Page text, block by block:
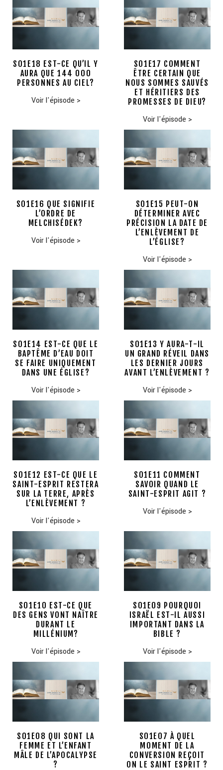
S01E18 EST-CE QU’IL Y
AURA QUE 144 000
PERSONNES AU CIEL?
Voir l'épisode >
S01E17 COMMENT
ÊTRE CERTAIN QUE
NOUS SOMMES SAUVÉS
ET HÉRITIERS DES
PROMESSES DE DIEU?
Voir l'épisode >
S01E16 QUE SIGNIFIE
L’ORDRE DE
MELCHISÉDEK?
Voir l'épisode >
S01E15 PEUT-ON
DÉTERMINER AVEC
PRÉCISION LA DATE DE
L’ENLÈVEMENT DE
L’ÉGLISE?
Voir l'épisode >
S01E14 EST-CE QUE LE
BAPTÊME D’EAU DOIT
SE FAIRE UNIQUEMENT
DANS UNE ÉGLISE?
Voir l'épisode >
S01E13 Y AURA-T-IL
UN GRAND RÉVEIL DANS
LES DERNIER JOURS
AVANT L’ENLÈVEMENT ?
Voir l'épisode >
S01E12 EST-CE QUE LE
SAINT-ESPRIT RESTERA
SUR LA TERRE, APRÈS
L’ENLÈVEMENT ?
Voir l'épisode >
S01E11 COMMENT
SAVOIR QUAND LE
SAINT-ESPRIT AGIT ?
Voir l'épisode >
S01E10 EST-CE QUE
DES GENS VONT NAÎTRE
DURANT LE
MILLÉNIUM?
Voir l'épisode >
S01E09 POURQUOI
ISRAËL EST-IL AUSSI
IMPORTANT DANS LA
BIBLE ?
Voir l'épisode >
S01E08 QUI SONT LA
FEMME ET L’ENFANT
MÂLE DE L’APOCALYPSE
?
S01E07 À QUEL
MOMENT DE LA
CONVERSION REÇOIT
ON LE SAINT ESPRIT ?